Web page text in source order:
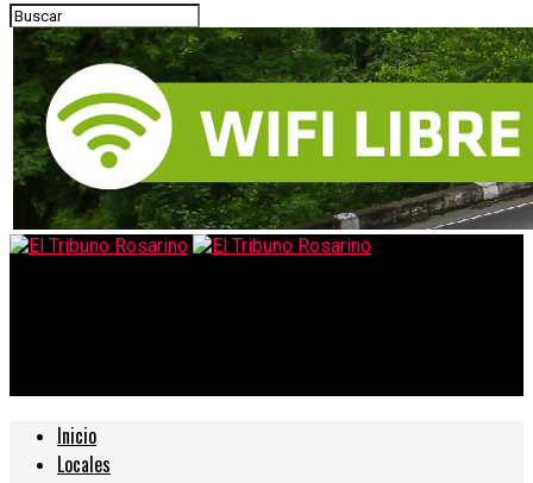
Inicio
Locales